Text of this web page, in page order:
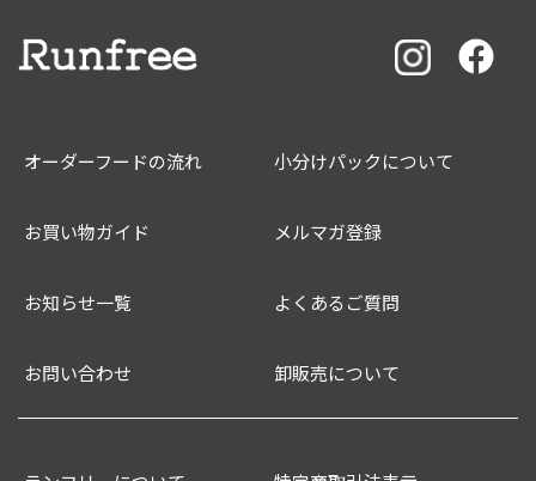
オーダーフードの流れ 小分けパックについて
お買い物ガイド メルマガ登録
お知らせ一覧 よくあるご質問
お問い合わせ 卸販売について